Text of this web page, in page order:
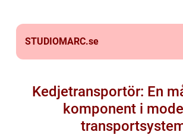
STUDIOMARC.se
Kedjetransportör: En
komponent i